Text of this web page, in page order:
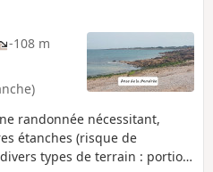
-108 m
randonnée nécessitant,
étanches (risque de
types de terrain : portion